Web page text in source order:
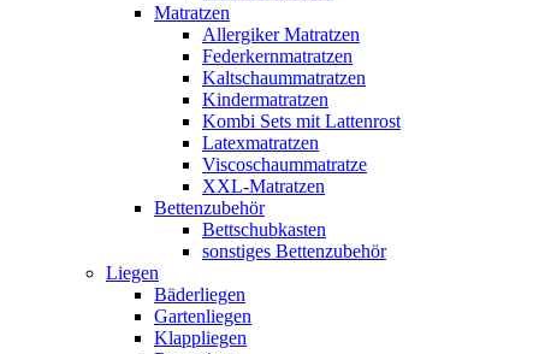
Matratzen
Allergiker Matratzen
Federkernmatratzen
Kaltschaummatratzen
Kindermatratzen
Kombi Sets mit Lattenrost
Latexmatratzen
Viscoschaummatratze
XXL-Matratzen
Bettenzubehör
Bettschubkasten
sonstiges Bettenzubehör
Liegen
Bäderliegen
Gartenliegen
Klappliegen